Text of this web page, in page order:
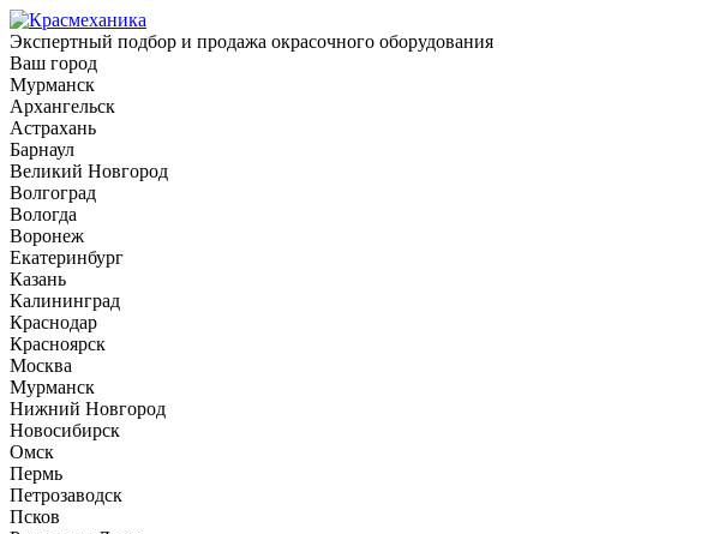
Экспертный подбор и продажа окрасочного оборудования
Ваш город
Мурманск
Архангельск
Астрахань
Барнаул
Великий Новгород
Волгоград
Вологда
Воронеж
Екатеринбург
Казань
Калининград
Краснодар
Красноярск
Москва
Мурманск
Нижний Новгород
Новосибирск
Омск
Пермь
Петрозаводск
Псков